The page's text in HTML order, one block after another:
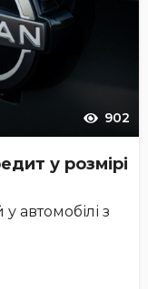
902
у розмірі
автомобілі з